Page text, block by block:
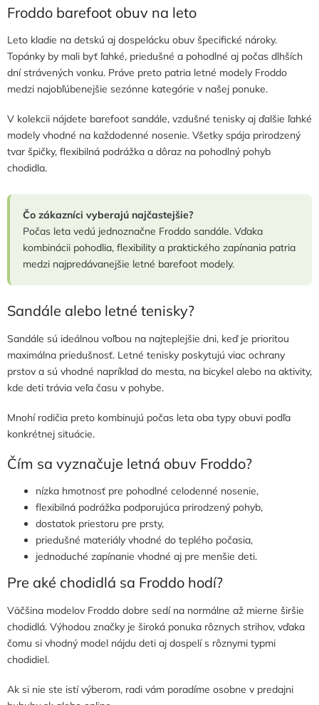
a
i
e
r
v
y
v
ý
p
v
a
n
i
e
Froddo barefoot obuv na leto
Leto kladie na detskú aj dospelácku obuv špecifické nároky.
Topánky by mali byť ľahké, priedušné a pohodlné aj počas dlhších
dní strávených vonku. Práve preto patria letné modely Froddo
medzi najobľúbenejšie sezónne kategórie v našej ponuke.
V kolekcii nájdete barefoot sandále, vzdušné tenisky aj ďalšie ľahké
modely vhodné na každodenné nosenie. Všetky spája prirodzený
tvar špičky, flexibilná podrážka a dôraz na pohodlný pohyb
chodidla.
Čo zákazníci vyberajú najčastejšie?
Počas leta vedú jednoznačne Froddo sandále. Vďaka
kombinácii pohodlia, flexibility a praktického zapínania patria
medzi najpredávanejšie letné barefoot modely.
Sandále alebo letné tenisky?
Sandále sú ideálnou voľbou na najteplejšie dni, keď je prioritou
maximálna priedušnosť. Letné tenisky poskytujú viac ochrany
prstov a sú vhodné napríklad do mesta, na bicykel alebo na aktivity,
kde deti trávia veľa času v pohybe.
Mnohí rodičia preto kombinujú počas leta oba typy obuvi podľa
konkrétnej situácie.
Čím sa vyznačuje letná obuv Froddo?
nízka hmotnosť pre pohodlné celodenné nosenie,
flexibilná podrážka podporujúca prirodzený pohyb,
dostatok priestoru pre prsty,
priedušné materiály vhodné do teplého počasia,
jednoduché zapínanie vhodné aj pre menšie deti.
Pre aké chodidlá sa Froddo hodí?
Väčšina modelov Froddo dobre sedí na normálne až mierne širšie
chodidlá. Výhodou značky je široká ponuka rôznych strihov, vďaka
čomu si vhodný model nájdu deti aj dospelí s rôznymi typmi
chodidiel.
Ak si nie ste istí výberom, radi vám poradíme osobne v predajni